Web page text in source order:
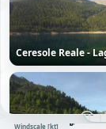
0001
Windscale [kt] 10
20
30
50
60+
Ceresole Reale -